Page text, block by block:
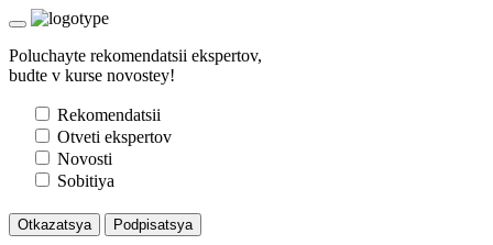
Poluchayte rekomendatsii ekspertov,
budte v kurse novostey!
Rekomendatsii
Otveti ekspertov
Novosti
Sobitiya
Otkazatsya Podpisatsya